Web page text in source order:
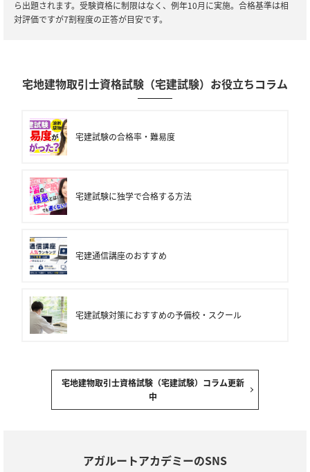
ら出題されます。受験資格に制限はなく、例年10月に実施。合格基準は相
対評価ですが7割程度の正答が目安です。
宅地建物取引士資格試験（宅建試験）お役立ちコラム
宅建試験の合格率・難易度
宅建試験に独学で合格する方法
宅建通信講座のおすすめ
宅建試験対策におすすめの予備校・スクール
宅地建物取引士資格試験（宅建試験）コラム更新
中
アガルートアカデミーのSNS